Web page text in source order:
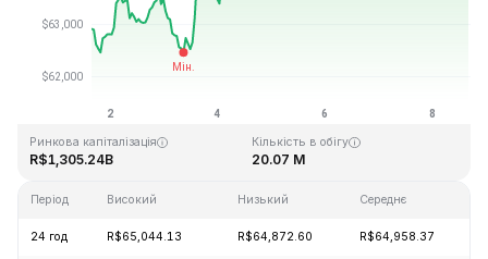
Останнє оновлення: 2026-08-08, 16:04 GMT+0
R$126,080.00
Ринкова капіталізація
R$1,305.24B
Кількість в обігу
20.07 M
Період Високий Низький Середнє
24 год R$65,044.13 R$64,872.60 R$64,958.37